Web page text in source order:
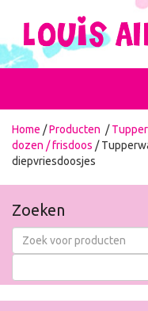
Home /Producten /
dozen / frisdoos /
diepvriesdoosjes
Zoeken